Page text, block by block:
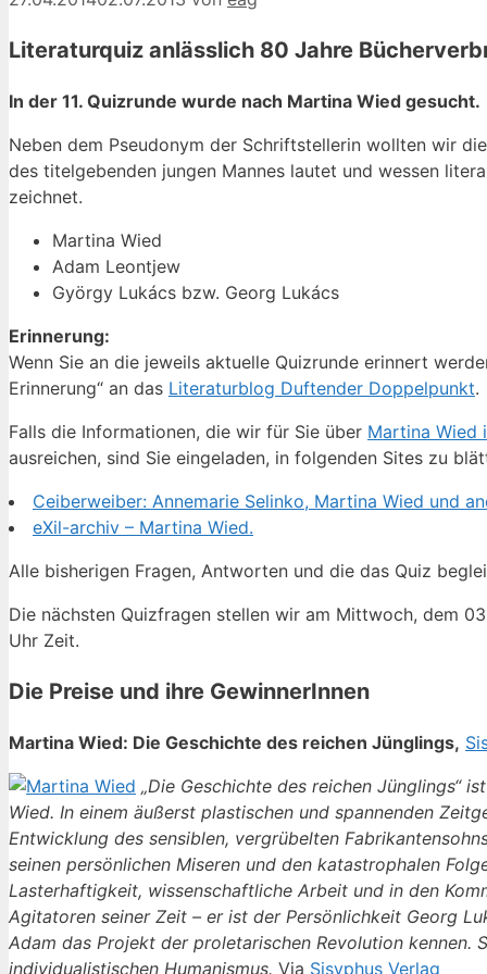
Literaturquiz anlässlich 80 Jahre
In der 11. Quizrunde wurde nach Martina Wied gesucht.
Neben dem Pseudonym der Schriftstellerin wollten wir
des titelgebenden jungen Mannes lautet und wessen
zeichnet.
Martina Wied
Adam Leontjew
György Lukács bzw. Georg Lukács
Erinnerung:
Wenn Sie an die jeweils aktuelle Quizrunde erinnert
Erinnerung“ an das Literaturblog Duftender Doppelpunkt.
Falls die Informationen, die wir für Sie über Martina Wied
ausreichen, sind Sie eingeladen, in folgenden Sites zu
Ceiberweiber: Annemarie Selinko, Martina Wied und
eXil-archiv – Martina Wied.
Alle bisherigen Fragen, Antworten und die das Quiz
Die nächsten Quizfragen stellen wir am Mittwoch, dem
Uhr Zeit.
Die Preise und ihre GewinnerInnen
Martina Wied: Die Geschichte des reichen Jünglings,
„Die Geschichte des reichen Jünglings“
Wied. In einem äußerst plastischen und spannenden
Entwicklung des sensiblen, vergrübelten
seinen persönlichen Miseren und den katastrophalen
Lasterhaftigkeit, wissenschaftliche Arbeit und in den
Agitatoren seiner Zeit – er ist der Persönlichkeit Georg
Adam das Projekt der proletarischen Revolution kennen.
individualistischen Humanismus. Via Sisyphus Verlag